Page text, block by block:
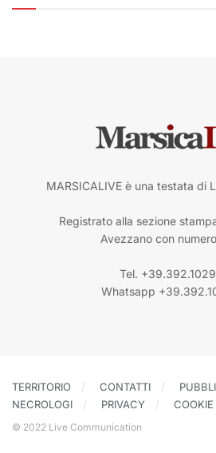
MARSICALIVE è una testata di
Registrato alla sezione
Avezzano con
Tel.
Whatsapp
TERRITORIO CONTATTI
NECROLOGI
PRIVACY
© 2022 Live Communication